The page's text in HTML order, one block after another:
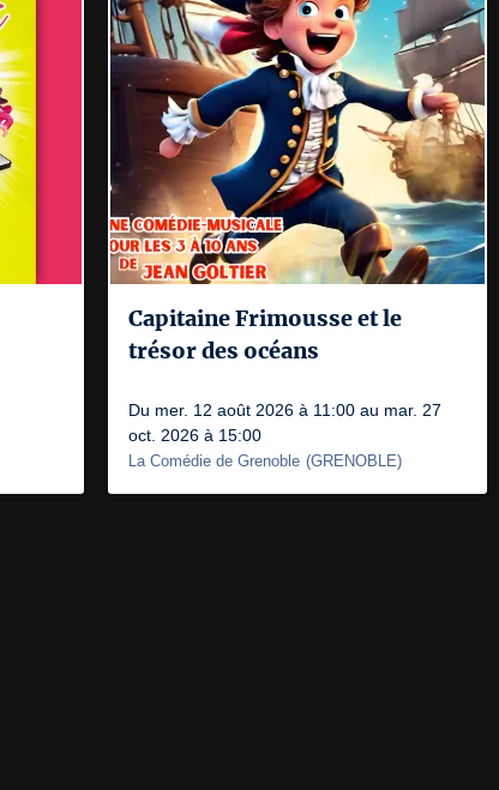
Capitaine Frimousse et le
trésor des océans
Du mer. 12 août 2026 à 11:00 au mar. 27
oct. 2026 à 15:00
La Comédie de Grenoble (GRENOBLE)